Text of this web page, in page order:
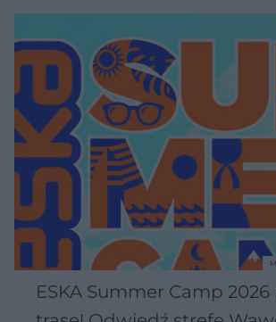
ESKA Summer Camp 2026